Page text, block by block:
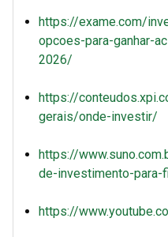
https://exame.com/
opcoes-para-ganhar-
2026/
https://
gerais/onde-investir/
https://
de-investimento-
https://